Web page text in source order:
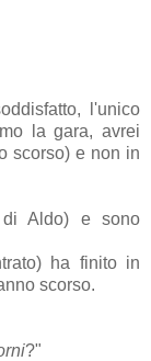
l'unico
la gara, avrei
scorso) e non in
Aldo) e sono
ha finito in
scorso.
?"